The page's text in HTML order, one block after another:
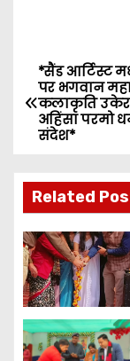
P
o
t
n
a
v
i
*सैंड आर्टिस्ट
पर भगवान
कलाकृति उकेर
अहिंसा परमो
संदेश*
Related